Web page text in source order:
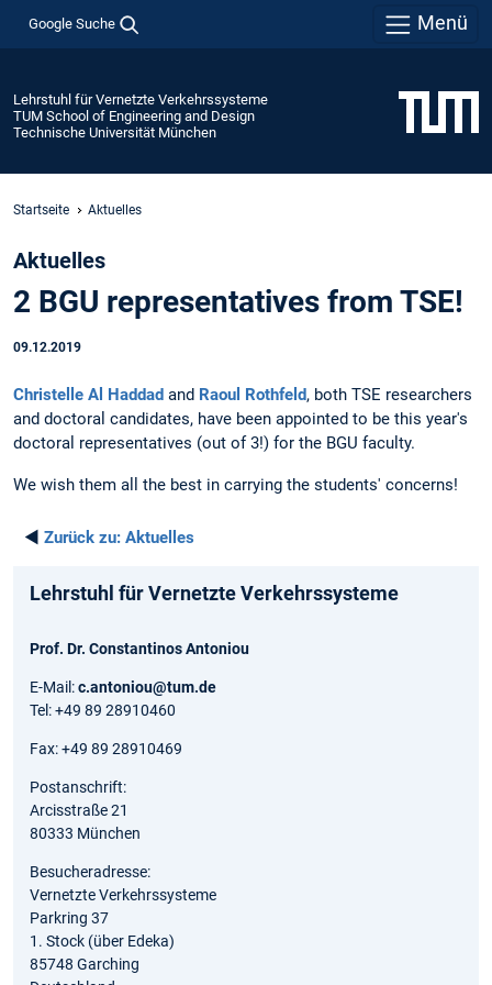
Google Suche Menü
Lehrstuhl für Vernetzte Verkehrssysteme
TUM School of Engineering and Design
Technische Universität München
Startseite Aktuelles
Aktuelles
2 BGU representatives from TSE!
09.12.2019
Christelle Al Haddad and Raoul Rothfeld​​​​​​​, both TSE researchers
and doctoral candidates, have been appointed to be this year's
doctoral representatives (out of 3!) for the BGU faculty.
We wish them all the best in carrying the students' concerns!
◄ Zurück zu: Aktuelles
Lehrstuhl für Vernetzte Verkehrssysteme
Prof. Dr. Constantinos Antoniou
E-Mail:c.antoniou@tum.de
Tel: +49 89 28910460
Fax: +49 89 28910469
Postanschrift:
Arcisstraße 21
80333 München
Besucheradresse:
Vernetzte Verkehrssysteme
Parkring 37
1. Stock (über Edeka)
85748 Garching